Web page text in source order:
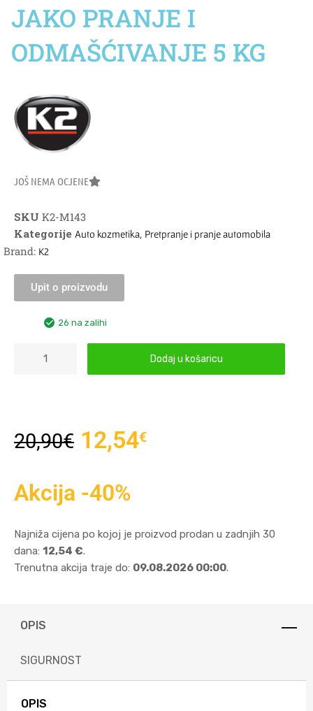
JAKO PRANJE I
ODMAŠĆIVANJE 5 KG
JOŠ NEMA OCJENE
SKU K2-M143
Kategorije Auto kozmetika, Pretpranje i pranje automobila
Brand: K2
Upit o proizvodu
26 na zalihi
Dodaj u košaricu
20,90€ 12,54€
Akcija -40%
Najniža cijena po kojoj je proizvod prodan u zadnjih 30
dana: 12,54 €.
Trenutna akcija traje do: 09.08.2026 00:00.
OPIS
SIGURNOST
OPIS